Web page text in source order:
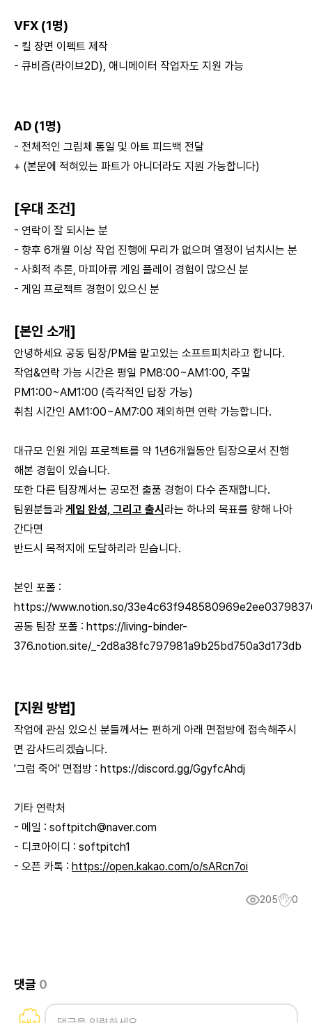
VFX (1명)
- 킬 장면 이펙트 제작
- 큐비즘(라이브2D), 애니메이터 작업자도 지원 가능
AD (1명)
- 전체적인 그림체 통일 및 아트 피드백 전달
+ (본문에 적혀있는 파트가 아니더라도 지원 가능합니다)
[우대 조건]
- 연락이 잘 되시는 분
- 향후 6개월 이상 작업 진행에 무리가 없으며 열정이 넘치시는 분
- 사회적 추론, 마피아류 게임 플레이 경험이 많으신 분
- 게임 프로젝트 경험이 있으신 분
[본인 소개]
안녕하세요 공동 팀장/PM을 맡고있는 소프트피치라고 합니다.
작업&연락 가능 시간은 평일 PM8:00~AM1:00, 주말
PM1:00~AM1:00 (즉각적인 답장 가능)
취침 시간인 AM1:00~AM7:00 제외하면 연락 가능합니다.
대규모 인원 게임 프로젝트를 약 1년6개월동안 팀장으로서 진행
해본 경험이 있습니다.
또한 다른 팀장께서는 공모전 출품 경험이 다수 존재합니다.
팀원분들과게임 완성, 그리고 출시 라는 하나의 목표를 향해 나아
간다면
반드시 목적지에 도달하리라 믿습니다.
본인 포폴 :
https://www.notion.so/
공동 팀장 포폴 : https://living-binder-
376.notion.site/_-2d8a38fc797981a9b25bd750a3d173db
[지원 방법]
작업에 관심 있으신 분들께서는 편하게 아래 면접방에 접속해주시
면 감사드리겠습니다.
'그럼 죽어' 면접방 : https://discord.gg/GgyfcAhdj
기타 연락처
- 메일 : softpitch@naver.com
- 디코아이디 : softpitch1
- 오픈 카톡 : https://open.kakao.com/o/sARcn7oi
205 0
댓글 0